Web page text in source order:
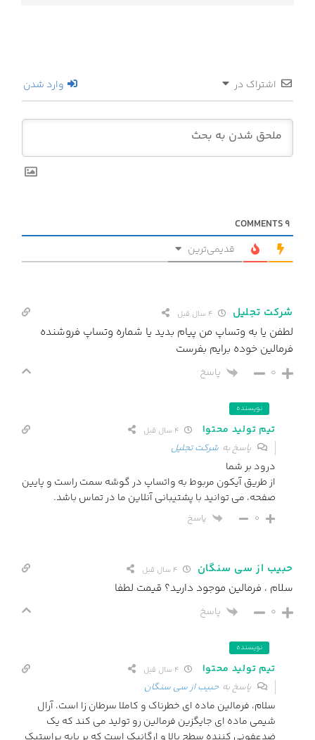
اشتراک در وارد شدن
9
قدیمی‌ترین
شرکت تجلیل
لطفن یا به وتساپ من پیام بدید یا شماره وتساپ فروشنده
فرمالین خوده برایم بفرست
0 پاسخ
نویسنده
تیم تولید محتوا
پاسخ به شرکت تجلیل
درود بر شما
از طریق آیکون مربوط به واتساپ در گوشه سمت راست و پایین
صفحه، می توانید با پشتیبانی آنلاین ما در تماس باشد.
0 پاسخ
حبیب از سی سنگان
سلام ، فرمالین موجود دارید؟ قیمت لطفا
0 پاسخ
نویسنده
تیم تولید محتوا
پاسخ به حبیب از سی سنگان
سلام، فرمالین ماده ای خطرناک و کاملا سرطان زا است، آرال
شیمی ماده ای جایگزین فرمالین رو تولید می کند که یک